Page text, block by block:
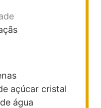
açúcar cristal
de água